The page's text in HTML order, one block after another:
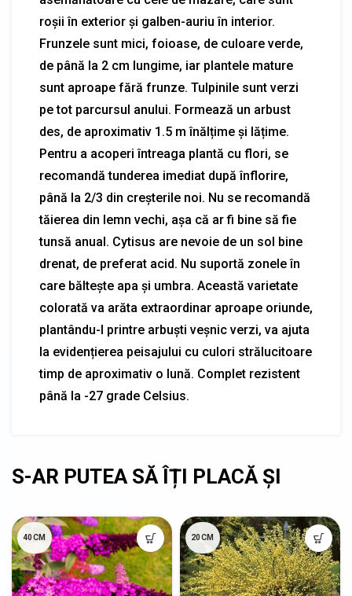
roșii în exterior și galben-auriu în interior.
Frunzele sunt mici, foioase, de culoare verde,
de până la 2 cm lungime, iar plantele mature
sunt aproape fără frunze. Tulpinile sunt verzi
pe tot parcursul anului. Formează un arbust
des, de aproximativ 1.5 m înălțime și lățime.
Pentru a acoperi întreaga plantă cu flori, se
recomandă tunderea imediat după înflorire,
până la 2/3 din creșterile noi. Nu se recomandă
tăierea din lemn vechi, așa că ar fi bine să fie
tunsă anual. Cytisus are nevoie de un sol bine
drenat, de preferat acid. Nu suportă zonele în
care băltește apa și umbra. Această varietate
colorată va arăta extraordinar aproape oriunde,
plantându-l printre arbuști veșnic verzi, va ajuta
la evidențierea peisajului cu culori strălucitoare
timp de aproximativ o lună. Complet rezistent
până la -27 grade Celsius.
40CM 20CM